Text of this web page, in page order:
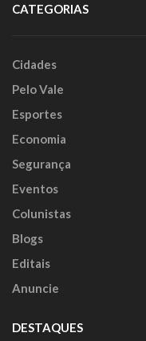
CATEGORIAS
Cidades
Pelo Vale
Esportes
Economia
Segurança
Eventos
Colunistas
Blogs
Editais
Anuncie
DESTAQUES